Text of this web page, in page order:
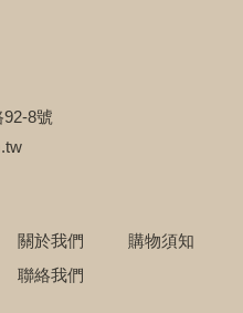
8號
關於我們
購物須知
聯絡我們